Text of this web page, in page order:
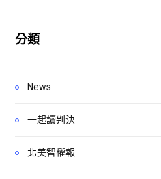
分類
News
一起讀判決
北美智權報